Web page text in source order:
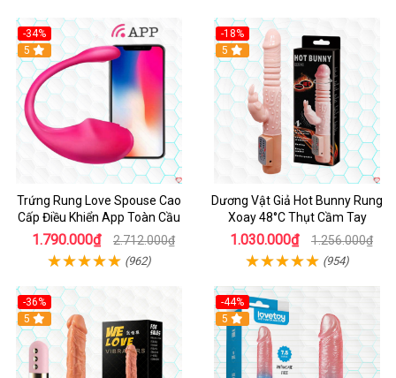
-34%
5
Trứng Rung Love Spouse Cao
Cấp Điều Khiển App Toàn Cầu
1.790.000₫ 2.712.000₫
(962)
-18%
Hot
5
Dương Vật Giả Hot Bunny Rung
Xoay 48°C Thụt Cầm Tay
1.030.000₫ 1.256.000₫
(954)
-36%
5
-44%
Hot
5